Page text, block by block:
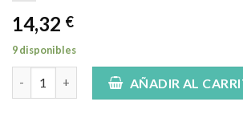
14,32 €
9 disponibles
PerioAid Gel Bioadhesivo Clorhexidina
AÑADIR AL